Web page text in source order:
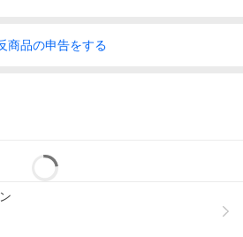
い。
持ってご注文お願い致します。お急ぎ
は、商品到着後3日以内にご連絡くだ
商品の申告をする